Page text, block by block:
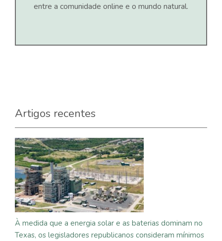
entre a comunidade online e o mundo natural.
Artigos recentes
À medida que a energia solar e as baterias dominam no
Texas, os legisladores republicanos consideram mínimos